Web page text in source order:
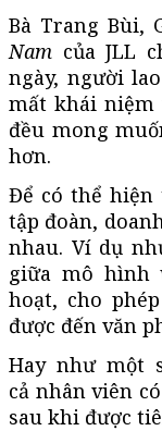
Bà Trang Bùi,
Nam của JLL
ngày, người
mất khái niệm
đều mong
hơn.
Để có thể hiện
tập đoàn,
nhau. Ví dụ
giữa mô hình
hoạt, cho
được đến văn
Hay như một
cả nhân viên
sau khi được